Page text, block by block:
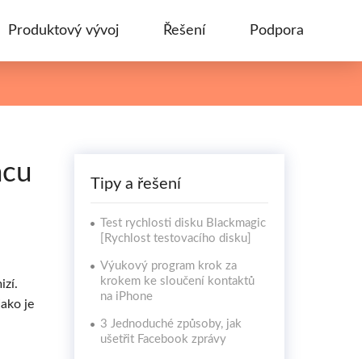
Produktový vývoj Řešení Podpora
je
Tipy a řešení
Test rychlosti disku Blackmagic
[Rychlost testovacího disku]
Výukový program krok za
krokem ke sloučení kontaktů
na iPhone
3 Jednoduché způsoby, jak
ušetřit Facebook zprávy